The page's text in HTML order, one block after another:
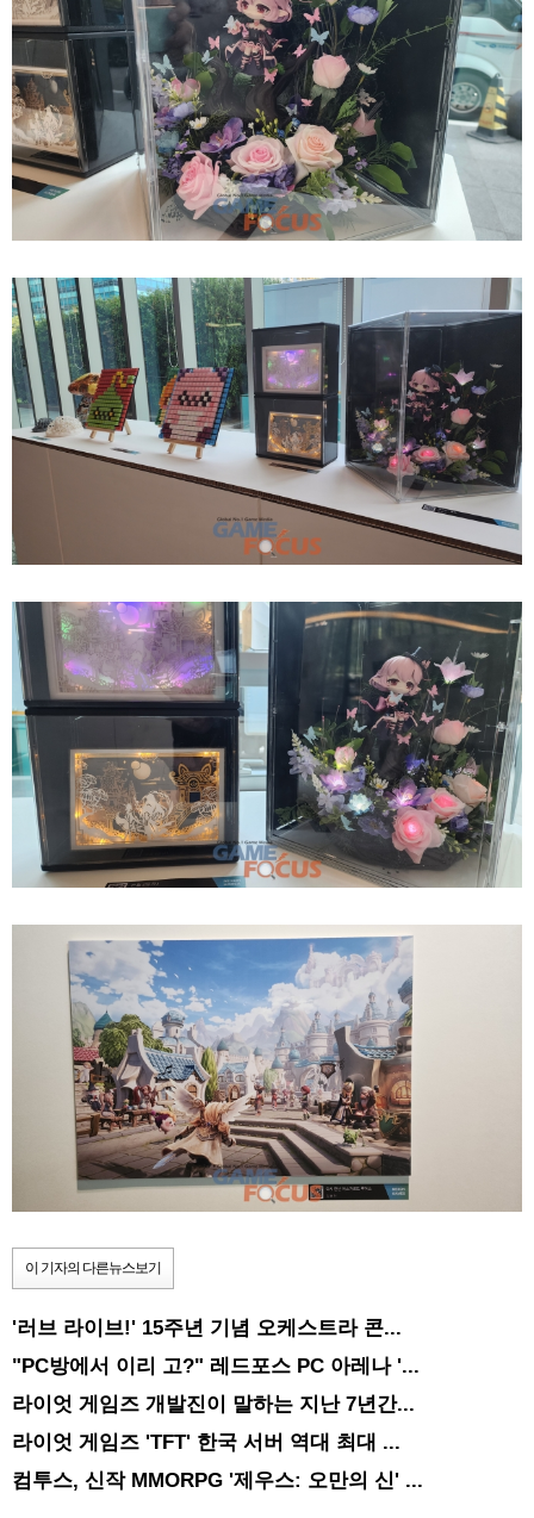
이 기자의 다른뉴스보기
'러브 라이브!' 15주년 기념 오케스트라 콘...
"PC방에서 이리 고?" 레드포스 PC 아레나 '...
라이엇 게임즈 개발진이 말하는 지난 7년간...
라이엇 게임즈 'TFT' 한국 서버 역대 최대 ...
컴투스, 신작 MMORPG '제우스: 오만의 신' ...